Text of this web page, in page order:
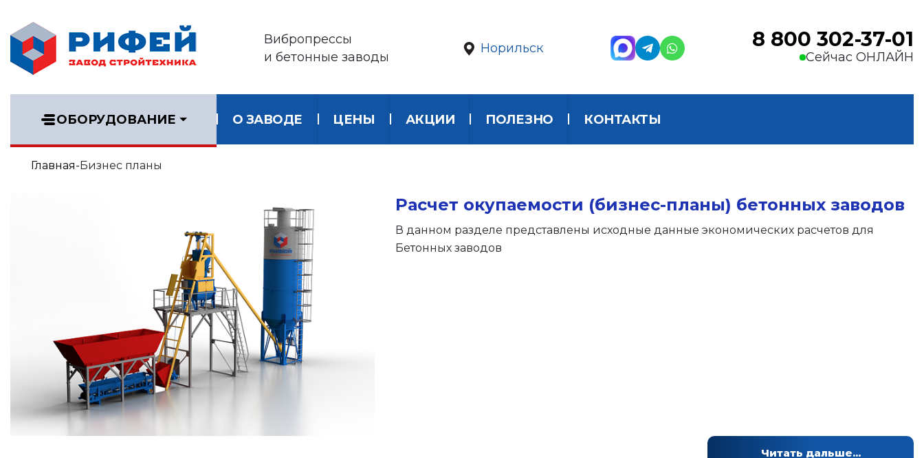
Вибропрессы
и бетонные заводы
Норильск 8 800 302-37-01
Сейчас ОНЛАЙН
ОБОРУДОВАНИЕ О ЗАВОДЕ ЦЕНЫ АКЦИИ ПОЛЕЗНО КОНТАКТЫ
Главная Бизнес планы
Расчет окупаемости (бизнес-планы) бетонных заводов
В данном разделе представлены исходные данные экономических расчетов для
Бетонных заводов
Читать дальше...